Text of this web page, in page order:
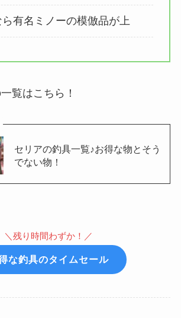
ら有名ミノーの模倣品が上
覧はこちら！
セリアの釣具一覧♪お得な物とそう
でない物！
＼残り時間わずか！／
な釣具のタイムセール